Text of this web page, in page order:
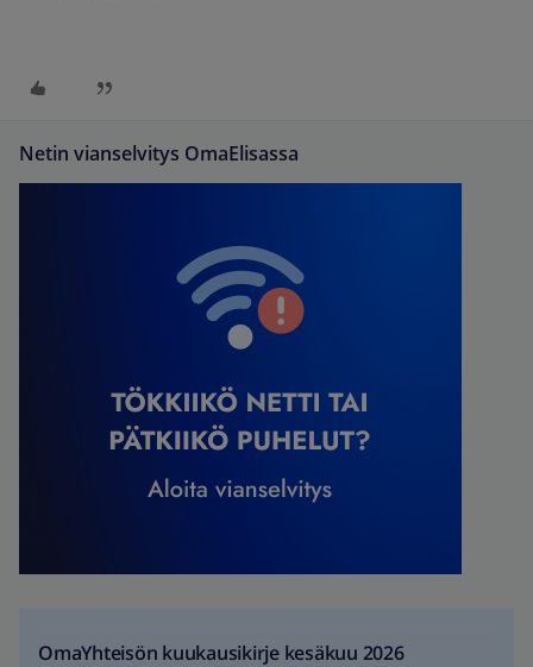
Netin vianselvitys OmaElisassa
OmaYhteisön kuukausikirje kesäkuu 2026